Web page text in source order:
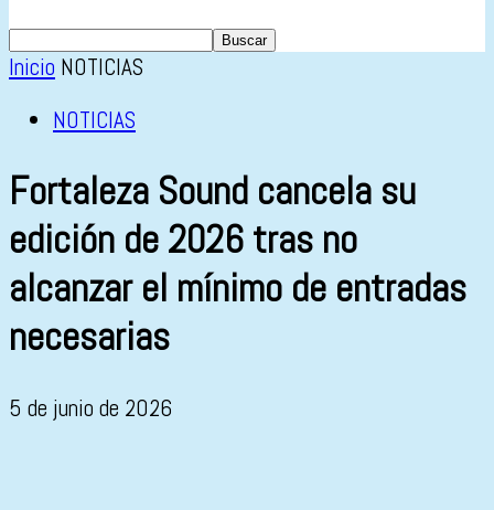
Inicio NOTICIAS
NOTICIAS
Fortaleza Sound cancela su
edición de 2026 tras no
alcanzar el mínimo de entradas
necesarias
5 de junio de 2026